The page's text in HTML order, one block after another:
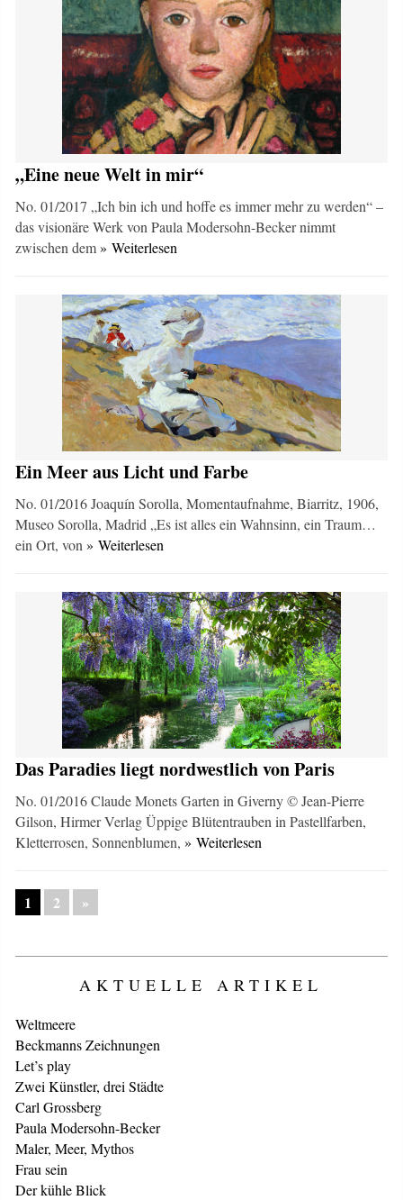
„Eine neue Welt in mir“
No. 01/2017 „Ich bin ich und hoffe es immer mehr zu werden“ –
das visionäre Werk von Paula Modersohn-Becker nimmt
zwischen dem» Weiterlesen
Ein Meer aus Licht und Farbe
No. 01/2016 Joaquín Sorolla, Momentaufnahme, Biarritz, 1906,
Museo Sorolla, Madrid „Es ist alles ein Wahnsinn, ein Traum…
ein Ort, von» Weiterlesen
Das Paradies liegt nordwestlich von Paris
No. 01/2016 Claude Monets Garten in Giverny © Jean-Pierre
Gilson, Hirmer Verlag Üppige Blütentrauben in Pastellfarben,
Kletterrosen, Sonnenblumen,» Weiterlesen
1 2 »
AKTUELLE ARTIKEL
Weltmeere
Beckmanns Zeichnungen
Let’s play
Zwei Künstler, drei Städte
Carl Grossberg
Paula Modersohn-Becker
Maler, Meer, Mythos
Frau sein
Der kühle Blick